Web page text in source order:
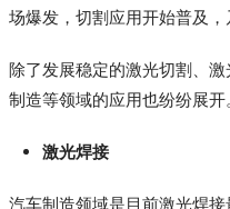
场爆发，切割应用开始普及，
除了发展稳定的激光切割、
制造等领域的应用也纷纷展开
激光焊接
汽车制造领域是目前激光焊